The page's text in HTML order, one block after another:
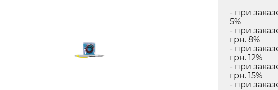
- при
5%
- при
грн. 8%
- при
грн. 12%
- при
грн. 15%
- при